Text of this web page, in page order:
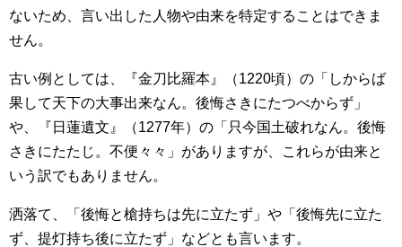
ないため、言い出した人物や由来を特定することはできま
せん。
古い例としては、『金刀比羅本』（1220頃）の「しからば
果して天下の大事出来なん。後悔さきにたつべからず」
や、『日蓮遺文』（1277年）の「只今国土破れなん。後悔
さきにたたじ。不便々々」がありますが、これらが由来と
いう訳でもありません。
洒落て、「後悔と槍持ちは先に立たず」や「後悔先に立た
ず、提灯持ち後に立たず」などとも言います。